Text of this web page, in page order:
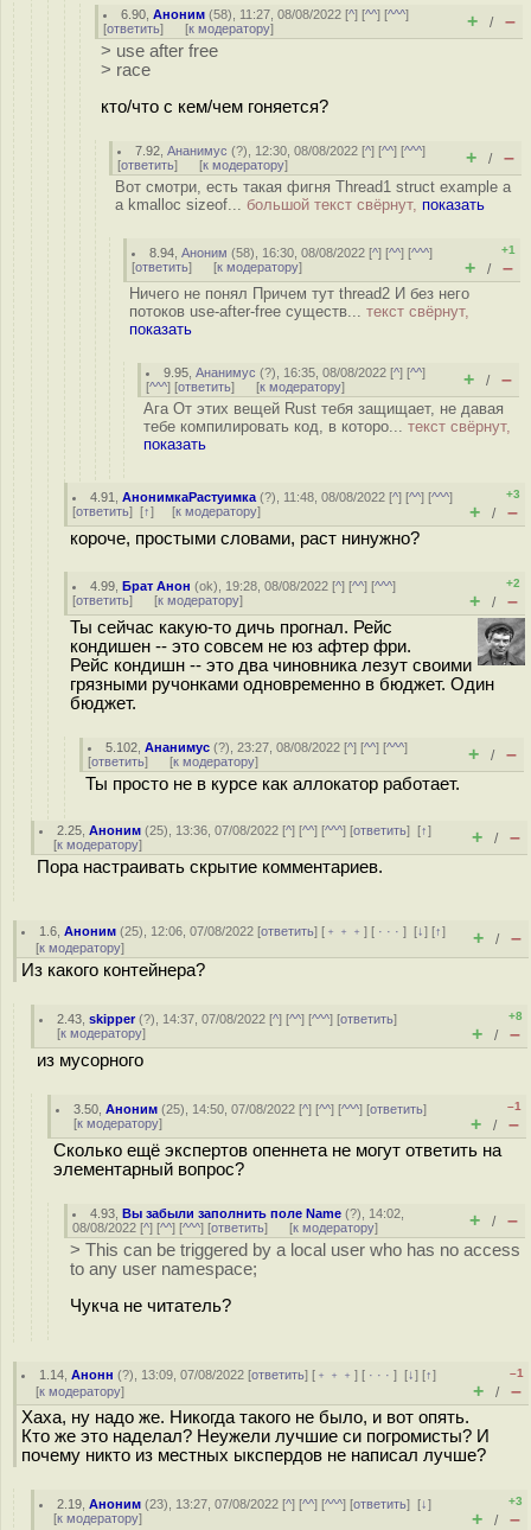
6.90 ,Аноним (58), 11:27, 08/08/2022 [^] [^^] [^^^]
[ответить] [к модератору] + / –
> use after free
> race
кто/что с кем/чем гоняется?
7.92 ,Ананимус (?), 12:30, 08/08/2022 [^] [^^] [^^^]
[ответить] [к модератору] + / –
Вот смотри, есть такая фигня Thread1 struct example a
a kmalloc sizeof... большой текст свёрнут, показать
8.94 ,Аноним (58), 16:30, 08/08/2022 [^] [^^] [^^^]
[ответить] [к модератору]
+1
+ / –
Ничего не понял Причем тут thread2 И без него
потоков use-after-free существ... текст свёрнут,
показать
9.95 ,Ананимус (?), 16:35, 08/08/2022 [^] [^^]
[^^^] [ответить] [к модератору] + / –
Ага От этих вещей Rust тебя защищает, не давая
тебе компилировать код, в которо... текст свёрнут,
показать
4.91 ,АнонимкаРастуимка (?), 11:48, 08/08/2022 [^] [^^] [^^^]
[ответить] [↑] [к модератору]
+3
+ / –
короче, простыми словами, раст нинужно?
4.99 ,Брат Анон (ok), 19:28, 08/08/2022 [^] [^^] [^^^]
[ответить] [к модератору]
+2
+ / –
Ты сейчас какую-то дичь прогнал. Рейс
кондишен -- это совсем не юз афтер фри.
Рейс кондишн -- это два чиновника лезут своими
грязными ручонками одновременно в бюджет. Один
бюджет.
5.102 ,Ананимус (?), 23:27, 08/08/2022 [^] [^^] [^^^]
[ответить] [к модератору] + / –
Ты просто не в курсе как аллокатор работает.
2.25 ,Аноним (25), 13:36, 07/08/2022 [^] [^^] [^^^] [ответить][↑]
[к модератору] + / –
Пора настраивать скрытие комментариев.
1.6 ,Аноним (25), 12:06, 07/08/2022 [ответить] [ ﹢﹢﹢] [ · · ·][↓] [↑]
[к модератору] + / –
Из какого контейнера?
2.43 ,skipper(?), 14:37, 07/08/2022 [^] [^^] [^^^] [ответить]
[к модератору]
+8
+ / –
из мусорного
3.50 ,Аноним (25), 14:50, 07/08/2022 [^] [^^] [^^^] [ответить]
[к модератору]
–1
+ / –
Сколько ещё экспертов опеннета не могут ответить на
элементарный вопрос?
4.93 ,Вы забыли заполнить поле Name (?), 14:02,
08/08/2022 [^] [^^] [^^^] [ответить] [к модератору] + / –
> This can be triggered by a local user who has no access
to any user namespace;
Чукча не читатель?
1.14 ,Анонн (?), 13:09, 07/08/2022 [ответить] [ ﹢﹢﹢] [ · · ·][↓] [↑]
[к модератору]
–1
+ / –
Хаха, ну надо же. Никогда такого не было, и вот опять.
Кто же это наделал? Неужели лучшие си погромисты? И
почему никто из местных ыкспердов не написал лучше?
2.19 ,Аноним (23), 13:27, 07/08/2022 [^] [^^] [^^^] [ответить][↓]
[к модератору]
+3
+ / –